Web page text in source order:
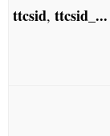
ttcsid, ttcsid_...